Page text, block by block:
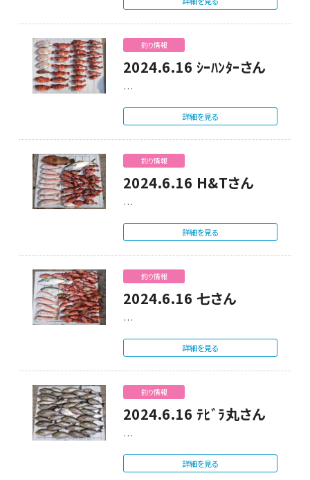
釣り情報
2024.6.16 ｼｰﾊﾝﾀｰさん
…
詳細を見る
釣り情報
2024.6.16 H&Tさん
…
詳細を見る
釣り情報
2024.6.16 七さん
…
詳細を見る
釣り情報
2024.6.16 ﾃﾋﾞﾗ丸さん
…
詳細を見る